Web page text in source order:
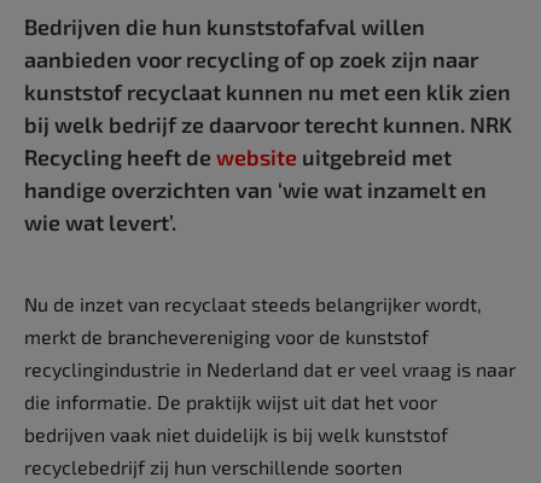
Bedrijven die hun kunststofafval willen
aanbieden voor recycling of op zoek zijn naar
kunststof recyclaat kunnen nu met een klik zien
bij welk bedrijf ze daarvoor terecht kunnen. NRK
Recycling heeft de website uitgebreid met
handige overzichten van ‘wie wat inzamelt en
wie wat levert’.
Nu de inzet van recyclaat steeds belangrijker wordt,
merkt de branchevereniging voor de kunststof
recyclingindustrie in Nederland dat er veel vraag is naar
die informatie. De praktijk wijst uit dat het voor
bedrijven vaak niet duidelijk is bij welk kunststof
recyclebedrijf zij hun verschillende soorten